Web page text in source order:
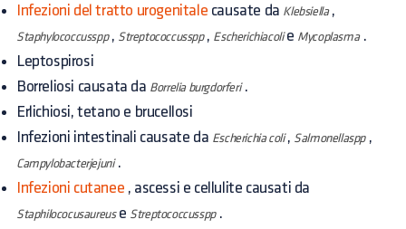
Infezioni del tratto urogenitale causate da Klebsiella,
Staphylococcusspp, Streptococcusspp, Escherichiacolie Mycoplasma.
Leptospirosi
Borreliosi causata da Borrelia burgdorferi.
Erlichiosi, tetano e brucellosi
Infezioni intestinali causate da Escherichia coli, Salmonellaspp,
Campylobacterjejuni.
Infezioni cutanee , ascessi e cellulite causati da
Staphilococusaureuse Streptococcusspp.